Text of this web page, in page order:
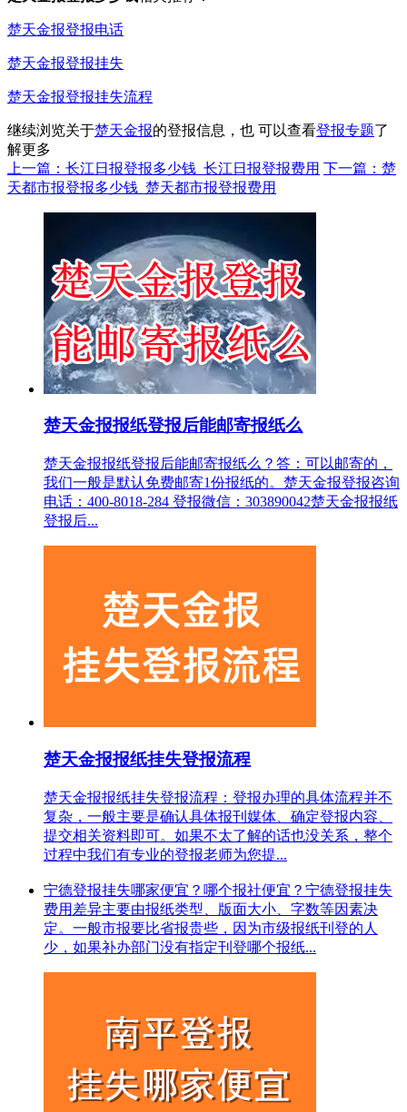
楚天金报登报电话
楚天金报登报挂失
楚天金报登报挂失流程
继续浏览关于楚天金报的登报信息，也 可以查看登报专题了
解更多
上一篇：长江日报登报多少钱_长江日报登报费用 下一篇：楚
天都市报登报多少钱_楚天都市报登报费用
楚天金报报纸登报后能邮寄报纸么
楚天金报报纸登报后能邮寄报纸么？答：可以邮寄的，
我们一般是默认免费邮寄1份报纸的。楚天金报登报咨询
电话：400-8018-284 登报微信：303890042楚天金报报纸
登报后...
楚天金报报纸挂失登报流程
楚天金报报纸挂失登报流程：登报办理的具体流程并不
复杂，一般主要是确认具体报刊媒体、确定登报内容、
提交相关资料即可。如果不太了解的话也没关系，整个
过程中我们有专业的登报老师为您提...
宁德登报挂失哪家便宜？哪个报社便宜？宁德登报挂失
费用差异主要由报纸类型、版面大小、字数等因素决
定。一般市报要比省报贵些，因为市级报纸刊登的人
少，如果补办部门没有指定刊登哪个报纸...